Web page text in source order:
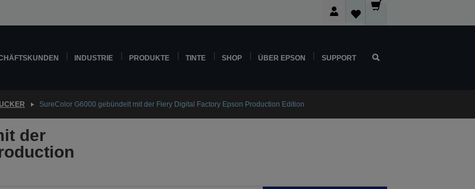
INDUSTRIE PRODUKTE TINTE SHOP ÜBER EPSON SUPPORT
SureColor G6000 gebündelt mit der Fiery Digital Factory Epson Production Edition
der